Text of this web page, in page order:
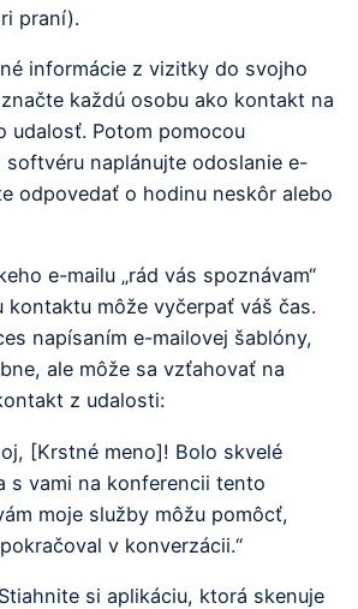
praní).
informácie z vizitky do svojho
každú osobu ako kontakt na
udalosť. Potom pomocou
softvéru naplánujte odoslanie e-
odpovedať o hodinu neskôr alebo
e-mailu „rád vás spoznávam“
kontaktu môže vyčerpať váš čas.
napísaním e-mailovej šablóny,
ale môže sa vzťahovať na
z udalosti:
[Krstné meno]! Bolo skvelé
s vami na konferencii tento
moje služby môžu pomôcť,
v konverzácii.“
si aplikáciu, ktorá skenuje